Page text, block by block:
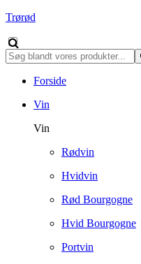
Trørød
Forside
Vin
Vin
Rødvin
Hvidvin
Rød Bourgogne
Hvid Bourgogne
Portvin